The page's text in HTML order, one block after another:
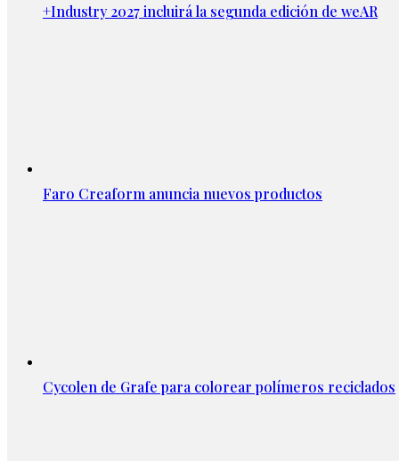
+Industry 2027 incluirá la segunda edición de weAR
Faro Creaform anuncia nuevos productos
Cycolen de Grafe para colorear polímeros reciclados